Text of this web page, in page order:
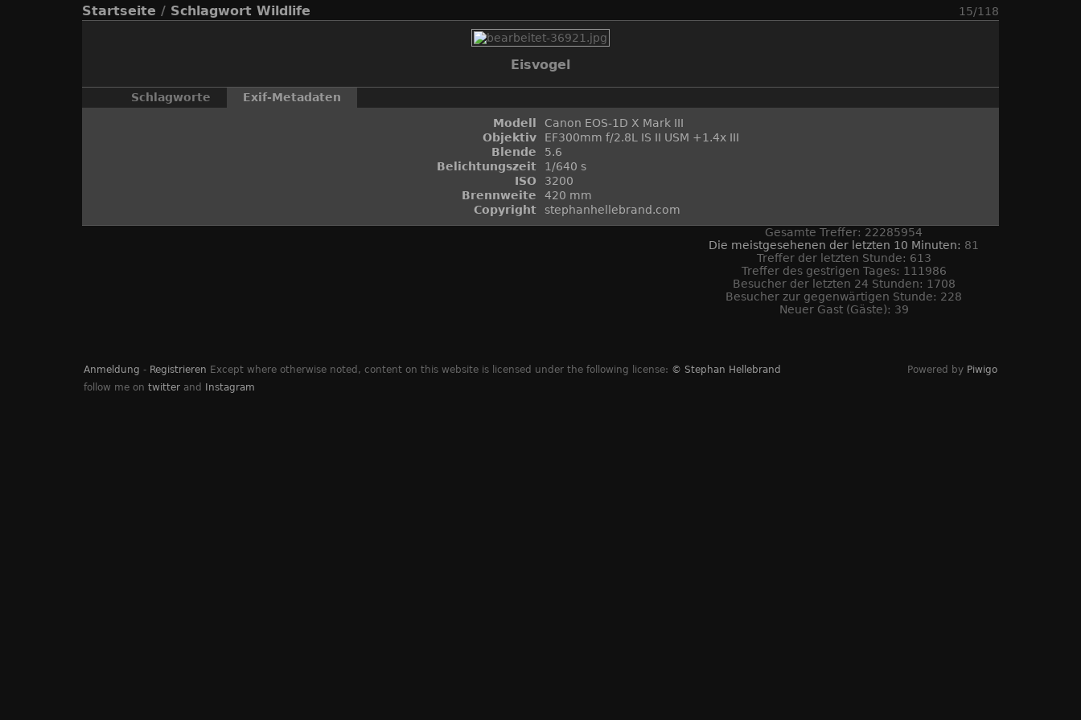
15/118
Startseite / Schlagwort Wildlife
Eisvogel
Schlagworte
Exif-Metadaten
Modell
Canon EOS-1D X Mark III
Objektiv
EF300mm f/2.8L IS II USM +1.4x III
Blende
5.6
Belichtungszeit
1/640 s
ISO
3200
Brennweite
420 mm
Copyright
stephanhellebrand.com
Gesamte Treffer: 22285954
Die meistgesehenen der letzten 10 Minuten: 81
Treffer der letzten Stunde: 613
Treffer des gestrigen Tages: 111986
Besucher der letzten 24 Stunden: 1708
Besucher zur gegenwärtigen Stunde: 228
Neuer Gast (Gäste): 39
Anmeldung - Registrieren Except where otherwise noted, content on this website is licensed under the following license: © Stephan Hellebrand
follow me on twitter and Instagram
Powered by Piwigo